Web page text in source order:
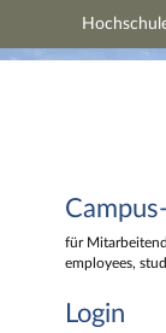
für
employees,
Login